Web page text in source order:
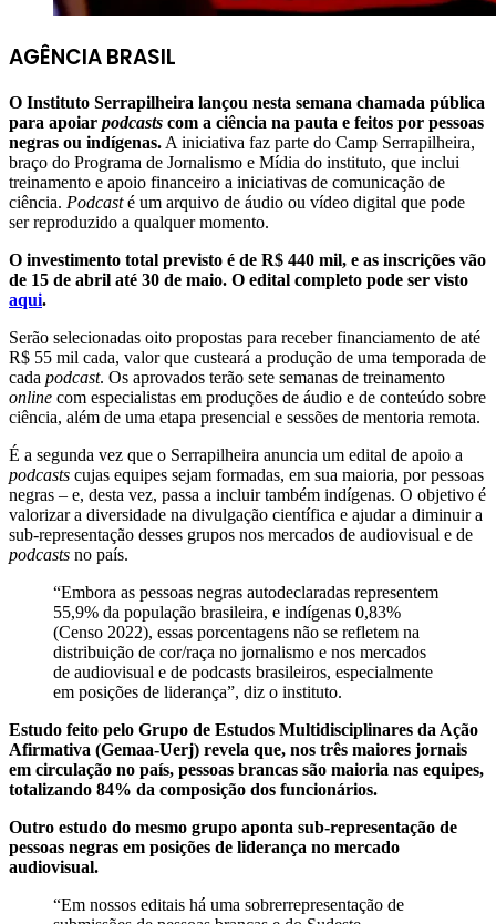
AGÊNCIA BRASIL
O Instituto Serrapilheira lançou nesta semana chamada pública
para apoiar podcasts com a ciência na pauta e feitos por pessoas
negras ou indígenas. A iniciativa faz parte do Camp Serrapilheira,
braço do Programa de Jornalismo e Mídia do instituto, que inclui
treinamento e apoio financeiro a iniciativas de comunicação de
ciência. Podcasté um arquivo de áudio ou vídeo digital que pode
ser reproduzido a qualquer momento.
O investimento total previsto é de R$ 440 mil, e as inscrições vão
de 15 de abril até 30 de maio. O edital completo pode ser visto
aqui.
Serão selecionadas oito propostas para receber financiamento de até
R$ 55 mil cada, valor que custeará a produção de uma temporada de
cada podcast. Os aprovados terão sete semanas de treinamento
online com especialistas em produções de áudio e de conteúdo sobre
ciência, além de uma etapa presencial e sessões de mentoria remota.
É a segunda vez que o Serrapilheira anuncia um edital de apoio a
podcasts cujas equipes sejam formadas, em sua maioria, por pessoas
negras – e, desta vez, passa a incluir também indígenas. O objetivo é
valorizar a diversidade na divulgação científica e ajudar a diminuir a
sub-representação desses grupos nos mercados de audiovisual e de
podcasts no país.
“Embora as pessoas negras autodeclaradas representem
55,9% da população brasileira, e indígenas 0,83%
(Censo 2022), essas porcentagens não se refletem na
distribuição de cor/raça no jornalismo e nos mercados
de audiovisual e de podcasts brasileiros, especialmente
em posições de liderança”, diz o instituto.
Estudo feito pelo Grupo de Estudos Multidisciplinares da Ação
Afirmativa (Gemaa-Uerj) revela que, nos três maiores jornais
em circulação no país, pessoas brancas são maioria nas equipes,
totalizando 84% da composição dos funcionários.
Outro estudo do mesmo grupo aponta sub-representação de
pessoas negras em posições de liderança no mercado
audiovisual.
“Em nossos editais há uma sobrerrepresentação de